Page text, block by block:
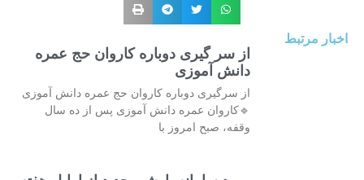
از سر گیری دوباره کاروان حج عمره
دانش آموزی
از سرگیری دوباره کاروان حج عمره دانش آموزی
🔹کاروان عمره دانش آموزی پس از ده سال
وقفه، صبح امروز با